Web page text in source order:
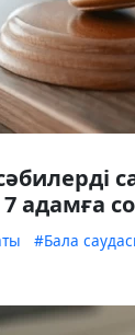
адамға
#Бала